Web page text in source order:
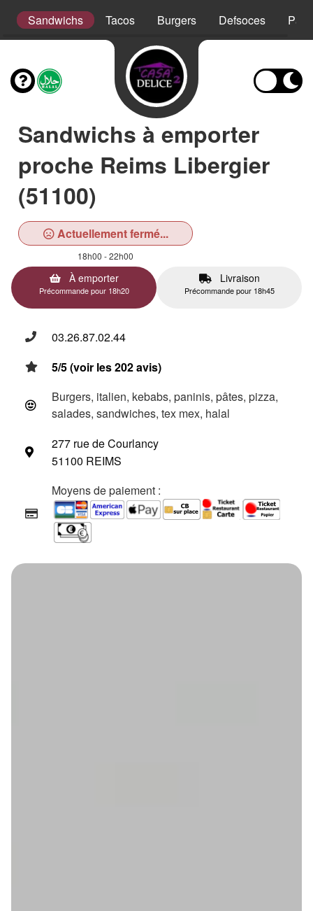
Sandwichs Tacos Burgers Defsoces
Sandwichs à emporter
proche Reims Libergier
(51100)
Actuellement fermé...
18h00 - 22h00
À emporter
Précommande pour 18h20
Livraison
Précommande pour 18h45
03.26.87.02.44
5/5 (voir les 202 avis)
Burgers, italien, kebabs, paninis, pâtes, pizza,
salades, sandwiches, tex mex, halal
277 rue de Courlancy
51100 REIMS
Moyens de paiement :